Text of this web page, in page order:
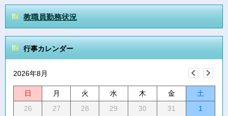
教職員勤務状況
行事カレンダー
2026年8月
日 月 火 水 木 金
土
26
27 28 29 30 31
1